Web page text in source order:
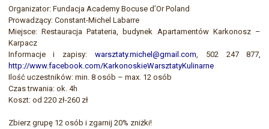
Organizator: Fundacja Academy Bocuse d’Or Poland
Prowadzący: Constant-Michel Labarre
Miejsce: Restauracja Patateria, budynek Apartamentów Karkonosz –
Karpacz
Informacje i zapisy: warsztaty.michel@gmail.com, 502 247 877,
http://www.facebook.com/KarkonoskieWarsztatyKulinarne
Ilość uczestników: min. 8 osób – max. 12 osób
Czas trwania: ok. 4h
Koszt: od 220 zł-260 zł
Zbierz grupę 12 osób i zgarnij 20% zniżki!